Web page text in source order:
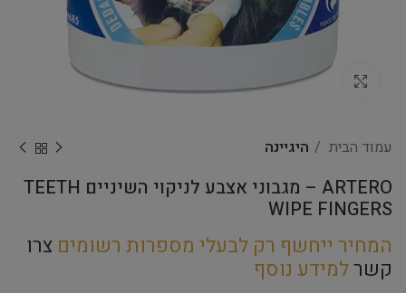
Click to enlarge
עמוד הבית היגיינה
ARTERO – מגבוני אצבע לניקוי השיניים TEETH
WIPE FINGERS
המחיר ייחשף רק לבעלי מספרות רשומים צרו
קשרלמידע נוסף